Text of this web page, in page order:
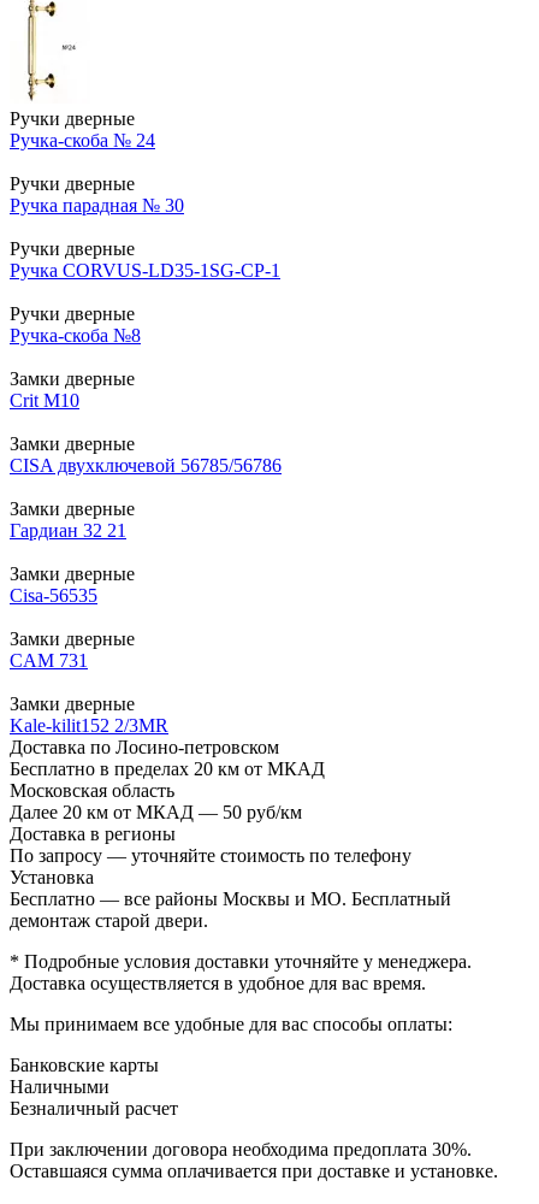
Ручки дверные
Ручка-скоба № 24
Ручки дверные
Ручка парадная № 30
Ручки дверные
Ручка CORVUS-LD35-1SG-CP-1
Ручки дверные
Ручка-скоба №8
Замки дверные
Crit М10
Замки дверные
CISA двухключевой 56785/56786
Замки дверные
Гардиан 32 21
Замки дверные
Cisa-56535
Замки дверные
CAM 731
Замки дверные
Kale-kilit152 2/3MR
Доставка по Лосино-петровском
Бесплатно в пределах 20 км от МКАД
Московская область
Далее 20 км от МКАД — 50 руб/км
Доставка в регионы
По запросу — уточняйте стоимость по телефону
Установка
Бесплатно — все районы Москвы и МО. Бесплатный
демонтаж старой двери.
* Подробные условия доставки уточняйте у менеджера.
Доставка осуществляется в удобное для вас время.
Мы принимаем все удобные для вас способы оплаты:
Банковские карты
Наличными
Безналичный расчет
При заключении договора необходима предоплата 30%.
Оставшаяся сумма оплачивается при доставке и установке.